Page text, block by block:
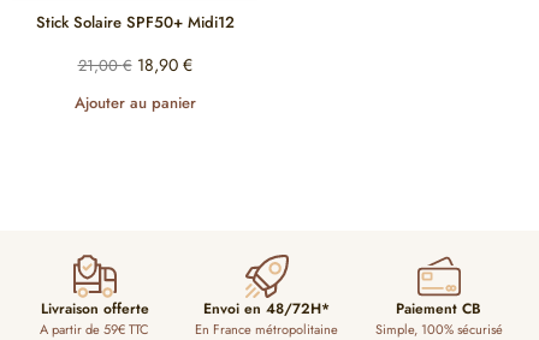
Stick Solaire SPF50+ Midi12
21,00€ 18,90 €
Ajouter au panier
Livraison offerte
A partir de 59€ TTC
Envoi en 48/72H*
En France métropolitaine
Paiement CB
Simple, 100% sécurisé